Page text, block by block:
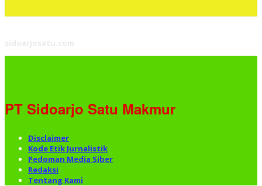
PT Sidoarjo Satu Makmur
Disclaimer
Kode Etik Jurnalistik
Pedoman Media Siber
Redaksi
Tentang Kami